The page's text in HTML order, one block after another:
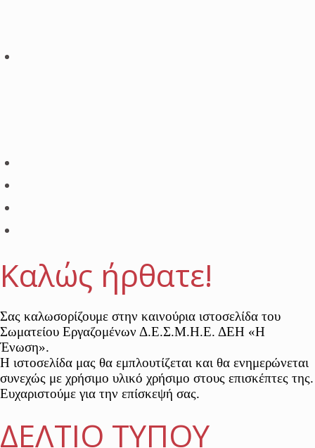
Καλώς ήρθατε!
Σας καλωσορίζουμε στην καινούρια ιστοσελίδα του
Σωματείου Εργαζομένων Δ.Ε.Σ.Μ.Η.Ε. ΔΕΗ «Η
Ένωση».
Η ιστοσελίδα μας θα εμπλουτίζεται και θα ενημερώνεται
συνεχώς με χρήσιμο υλικό χρήσιμο στους επισκέπτες της.
Ευχαριστούμε για την επίσκεψή σας.
ΔΕΛΤΙΟ ΤΥΠΟΥ